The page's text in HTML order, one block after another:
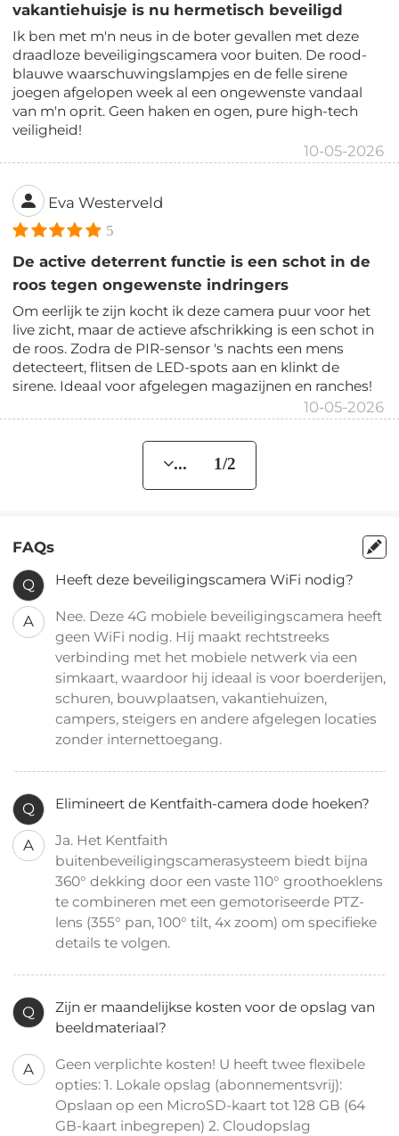
vakantiehuisje is nu hermetisch beveiligd
Ik ben met m'n neus in de boter gevallen met deze
draadloze beveiligingscamera voor buiten. De rood-
blauwe waarschuwingslampjes en de felle sirene
joegen afgelopen week al een ongewenste vandaal
van m'n oprit. Geen haken en ogen, pure high-tech
veiligheid!
10-05-2026
Eva Westerveld
5
De active deterrent functie is een schot in de
roos tegen ongewenste indringers
Om eerlijk te zijn kocht ik deze camera puur voor het
live zicht, maar de actieve afschrikking is een schot in
de roos. Zodra de PIR-sensor 's nachts een mens
detecteert, flitsen de LED-spots aan en klinkt de
sirene. Ideaal voor afgelegen magazijnen en ranches!
10-05-2026
... 1/2
FAQs
Q Heeft deze beveiligingscamera WiFi nodig?
A
Nee. Deze 4G mobiele beveiligingscamera heeft
geen WiFi nodig. Hij maakt rechtstreeks
verbinding met het mobiele netwerk via een
simkaart, waardoor hij ideaal is voor boerderijen,
schuren, bouwplaatsen, vakantiehuizen,
campers, steigers en andere afgelegen locaties
zonder internettoegang.
Q Elimineert de Kentfaith-camera dode hoeken?
A
Ja. Het Kentfaith
buitenbeveiligingscamerasysteem biedt bijna
360° dekking door een vaste 110° groothoeklens
te combineren met een gemotoriseerde PTZ-
lens (355° pan, 100° tilt, 4x zoom) om specifieke
details te volgen.
Q
Zijn er maandelijkse kosten voor de opslag van
beeldmateriaal?
A
Geen verplichte kosten! U heeft twee flexibele
opties: 1. Lokale opslag (abonnementsvrij):
Opslaan op een MicroSD-kaart tot 128 GB (64
GB-kaart inbegrepen) 2. Cloudopslag